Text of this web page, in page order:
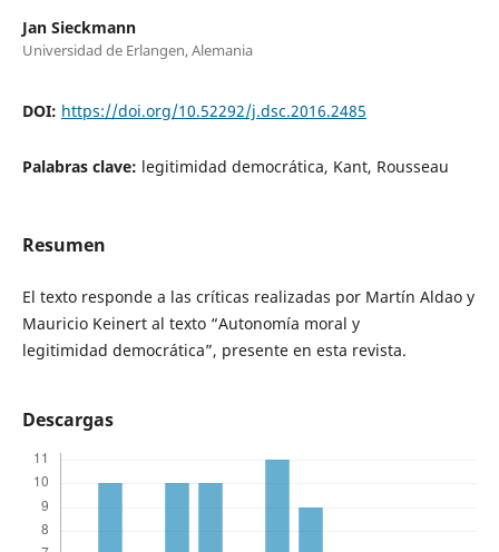
Jan Sieckmann
Universidad de Erlangen, Alemania
DOI: https://doi.org/10.52292/j.dsc.2016.2485
Palabras clave: legitimidad democrática, Kant, Rousseau
Resumen
El texto responde a las críticas realizadas por Martín Aldao y
Mauricio Keinert al texto “Autonomía moral y
legitimidad democrática”, presente en esta revista.
Descargas